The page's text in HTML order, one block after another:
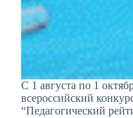
С 1 августа по 1
всероссийский
“Педагогический